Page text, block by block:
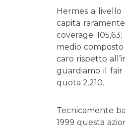
Hermes a
capita
coverage
medio composto
caro rispetto
guardiamo il fair
quota 2.210.
Tecnicamente
1999 questa